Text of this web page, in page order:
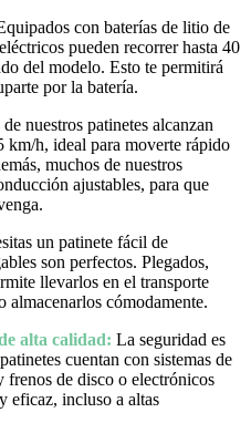
con baterías de litio de
pueden recorrer hasta 40
del modelo. Esto te permitirá
por la batería.
nuestros patinetes alcanzan
km/h, ideal para moverte rápido
muchos de nuestros
ajustables, para que
un patinete fácil de
son perfectos. Plegados,
llevarlos en el transporte
almacenarlos cómodamente.
alta calidad: La seguridad es
cuentan con sistemas de
frenos de disco o electrónicos
eficaz, incluso a altas